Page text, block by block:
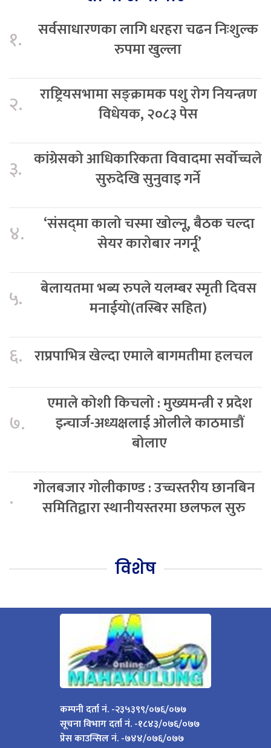
१.
सर्वसाधारणका लागि धरहरा चढन निःशुल्क
रुपमा खुल्ला
२.
राष्ट्रियसभामा सङ्क्रामक पशु रोग नियन्त्रण
विधेयक, २०८३ पेस
३. कांग्रेसको आधिकारिकता विवादमा सर्वोच्चले
सुरुदेखि सुनुवाइ गर्ने
४.
‘संसद्‍मा कालो चस्मा खोल्नू, बैठक चल्दा
सेयर कारोबार नगर्नू’
५.
बेलायतमा भब्य रुपले यलम्बर स्मृती दिवस
मनाईयो(तस्बिर सहित)
६. राप्रपाभित्र खेल्दा एमाले बागमतीमा हलचल
७.
एमाले कोशी किचलो : मुख्यमन्त्री र प्रदेश
इन्चार्ज-अध्यक्षलाई ओलीले काठमाडौं
बोलाए
.
गोलबजार गोलीकाण्ड : उच्चस्तरीय छानबिन
समितिद्वारा स्थानीयस्तरमा छलफल सुरु
विशेष
कम्पनी दर्ता नं. -२३५३९९/०७६/०७७
सूचना विभाग दर्ता नं. -१८४३/०७६/०७७
प्रेस काउन्सिल नं. -७४४/०७६/०७७